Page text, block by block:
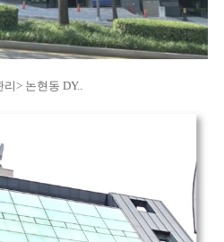
리> 논현동 DY..